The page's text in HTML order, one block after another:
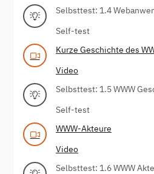
Selbsttest: 1.4
Self-test
Kurze Geschichte des
Video
Selbsttest: 1.5 WWW
Self-test
WWW-Akteure
Video
Selbsttest: 1.6 WWW